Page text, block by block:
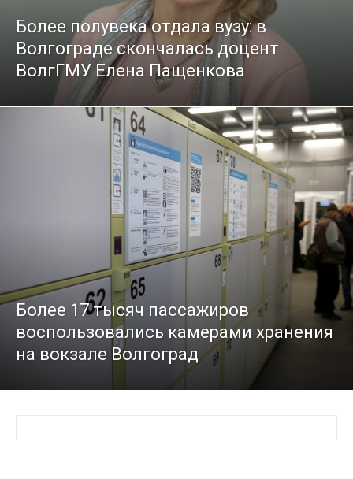
Более полувека отдала вузу: в
Волгограде скончалась доцент
ВолгГМУ Елена Пащенкова
Более 17 тысяч пассажиров
воспользовались камерами хранения
на вокзале Волгоград